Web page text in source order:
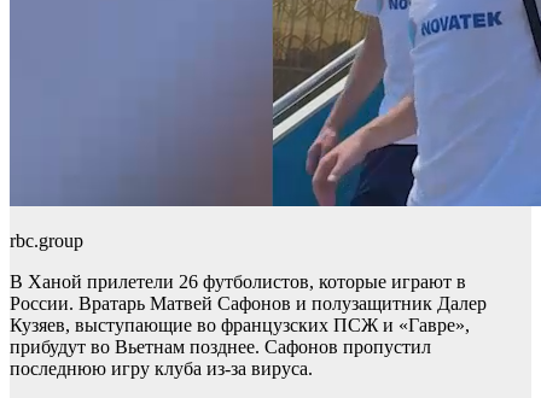
rbc.group
В Ханой прилетели 26 футболистов, которые играют в
России. Вратарь Матвей Сафонов и полузащитник Далер
Кузяев, выступающие во французских ПСЖ и «Гавре»,
прибудут во Вьетнам позднее. Сафонов пропустил
последнюю игру клуба из-за вируса.